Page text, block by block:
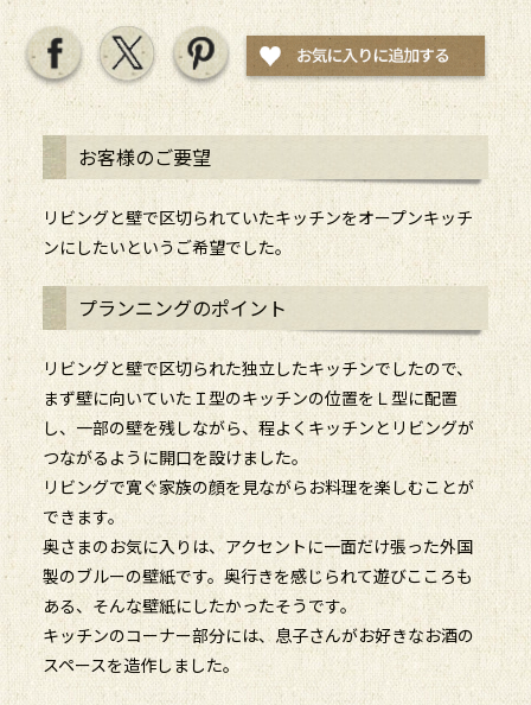
お客様のご要望
リビングと壁で区切られていたキッチンをオープンキッチ
ンにしたいというご希望でした。
プランニングのポイント
リビングと壁で区切られた独立したキッチンでしたので、
まず壁に向いていたＩ型のキッチンの位置をＬ型に配置
し、一部の壁を残しながら、程よくキッチンとリビングが
つながるように開口を設けました。
リビングで寛ぐ家族の顔を見ながらお料理を楽しむことが
できます。
奥さまのお気に入りは、アクセントに一面だけ張った外国
製のブルーの壁紙です。奥行きを感じられて遊びこころも
ある、そんな壁紙にしたかったそうです。
キッチンのコーナー部分には、息子さんがお好きなお酒の
スペースを造作しました。